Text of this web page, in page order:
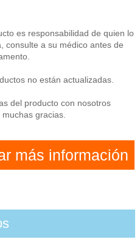
es responsabilidad de quien lo
consulte a su médico antes de
no están actualizadas.
del producto con nosotros
gracias.
más información